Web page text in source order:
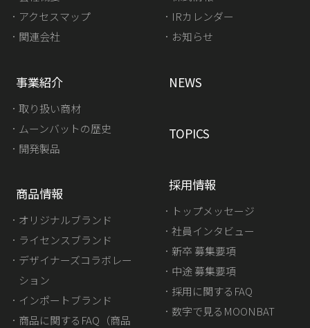
アクセスマップ
関連会社
事業紹介
取り扱い商材
ムーンバットの歴史
開発製品
IRカレンダー
お知らせ
商品情報
オリジナルブランド
ライセンスブランド
デザイナーズコラボレー
ション
インポートブランド
商品に関するFAQ（商品
NEWS
TOPICS
採用情報
トップメッセージ
社員インタビュー
新卒 募集要項
中途 募集要項
採用に関するFAQ
数字で見るMOONBAT